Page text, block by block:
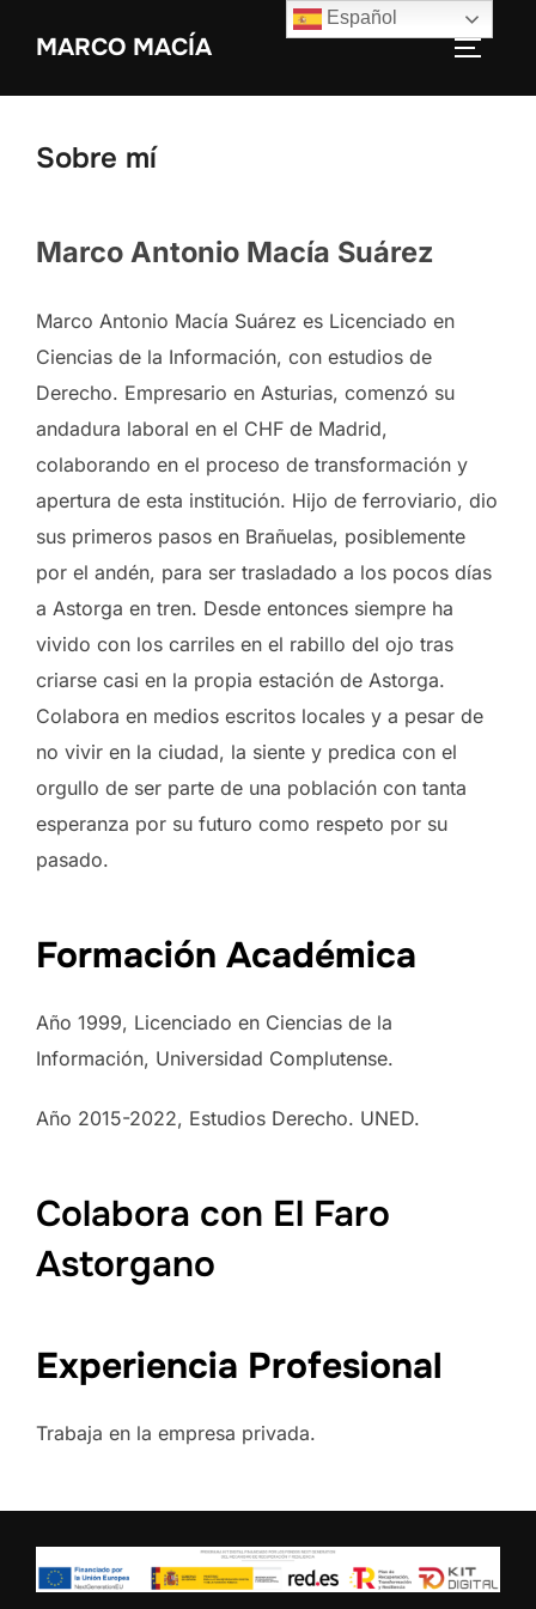
MARCO MACÍA
Sobre mí
Marco Antonio Macía Suárez
Marco Antonio Macía Suárez es Licenciado en
Ciencias de la Información, con estudios de
Derecho. Empresario en Asturias, comenzó su
andadura laboral en el CHF de Madrid,
colaborando en el proceso de transformación y
apertura de esta institución. Hijo de ferroviario, dio
sus primeros pasos en Brañuelas, posiblemente
por el andén, para ser trasladado a los pocos días
a Astorga en tren. Desde entonces siempre ha
vivido con los carriles en el rabillo del ojo tras
criarse casi en la propia estación de Astorga.
Colabora en medios escritos locales y a pesar de
no vivir en la ciudad, la siente y predica con el
orgullo de ser parte de una población con tanta
esperanza por su futuro como respeto por su
pasado.
Formación Académica
Año 1999, Licenciado en Ciencias de la
Información, Universidad Complutense.
Año 2015-2022, Estudios Derecho. UNED.
Colabora con El Faro
Astorgano
Experiencia Profesional
Trabaja en la empresa privada.
Español